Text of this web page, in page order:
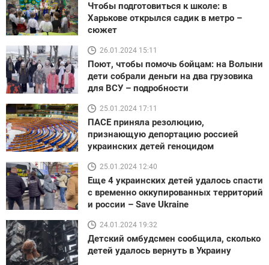
Чтобы подготовиться к школе: в
Харькове открылся садик в метро –
сюжет
26.01.2024 15:11
Поют, чтобы помочь бойцам: на Волыни
дети собрали деньги на два грузовика
для ВСУ – подробности
25.01.2024 17:11
ПАСЕ приняла резолюцию,
признающую депортацию россией
украинских детей геноцидом
25.01.2024 12:40
Еще 4 украинских детей удалось спасти
с временно оккупированных территорий
и россии – Save Ukraine
24.01.2024 19:32
Детский омбудсмен сообщила, сколько
детей удалось вернуть в Украину